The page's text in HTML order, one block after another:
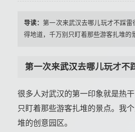
导读：第一次来武汉去哪儿玩才不踩
得地道，千万别只盯着那些游客扎堆的
第一次来武汉去哪儿玩才不
很多人对武汉的第一印象就是热
只盯着那些游客扎堆的景点。我
堆的创意园区。